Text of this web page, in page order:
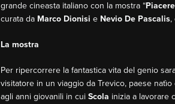
grande cineasta italiano con la mostra “
curata da Marco Dionisi e Nevio De Pascalis,
La mostra
Per ripercorrere la fantastica vita del genio
visitatore in un viaggio da Trevico, paese natìo
agli anni giovanili in cui Scola inizia a lavorare